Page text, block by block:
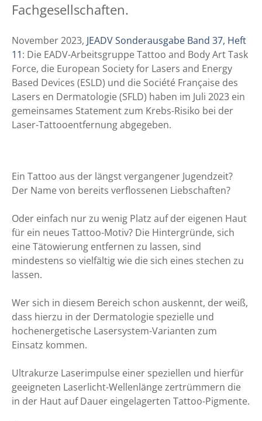
Fachgesellschaften.
November 2023, JEADV Sonderausgabe Band 37, Heft
11: Die EADV-Arbeitsgruppe Tattoo and Body Art Task
Force, die European Society for Lasers and Energy
Based Devices (ESLD) und die Société Française des
Lasers en Dermatologie (SFLD) haben im Juli 2023 ein
gemeinsames Statement zum Krebs-Risiko bei der
Laser-Tattooentfernung abgegeben.
Ein Tattoo aus der längst vergangener Jugendzeit?
Der Name von bereits verflossenen Liebschaften?
Oder einfach nur zu wenig Platz auf der eigenen Haut
für ein neues Tattoo-Motiv? Die Hintergründe, sich
eine Tätowierung entfernen zu lassen, sind
mindestens so vielfältig wie die sich eines stechen zu
lassen.
Wer sich in diesem Bereich schon auskennt, der weiß,
dass hierzu in der Dermatologie spezielle und
hochenergetische Lasersystem-Varianten zum
Einsatz kommen.
Ultrakurze Laserimpulse einer speziellen und hierfür
geeigneten Laserlicht-Wellenlänge zertrümmern die
in der Haut auf Dauer eingelagerten Tattoo-Pigmente.